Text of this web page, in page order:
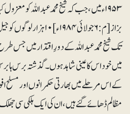
۱۹۵۳ء میں، جب کہ شیخ محمد عبداللہ کو
تک شیخ محمدعبداللہ کے دورِ اقتدار میں جس طرح
میں خود اس کا عینی شاہد ہوں۔ گذشتہ برس
کے اس مرحلے میں بھارتی حکمرانوں اور مسلح
مظالم ڈھائے گئے ہیں، ان کی ایک ہلکی سی جھلک